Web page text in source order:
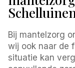
Bij mantelzorg
wij ook naar de
situatie kan